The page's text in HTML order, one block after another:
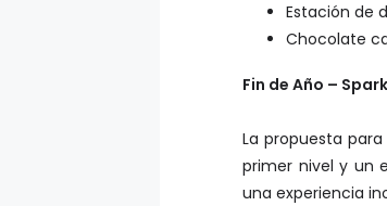
Estación de
Chocolate
Fin de Año –
La propuesta
primer nivel y un
una experiencia